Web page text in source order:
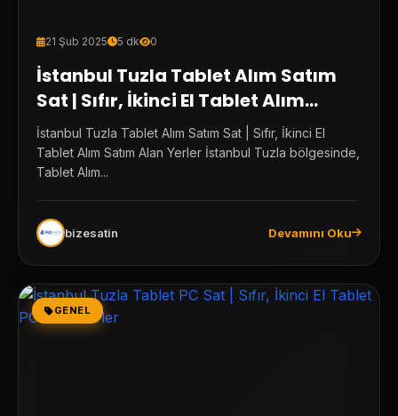
21 Şub 2025 5 dk 0
İstanbul Tuzla Tablet Alım Satım
Sat | Sıfır, İkinci El Tablet Alım
Satım Alan Yerler
İstanbul Tuzla Tablet Alım Satım Sat | Sıfır, İkinci El
Tablet Alım Satım Alan Yerler İstanbul Tuzla bölgesinde,
Tablet Alım...
bizesatin Devamını Oku
GENEL